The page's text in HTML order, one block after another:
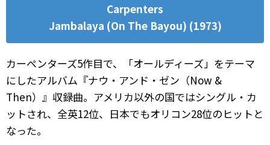
Carpenters
Jambalaya (On The Bayou) (1973)
カーペンターズ5作目で、「オールディーズ」をテーマ
にしたアルバム『ナウ・アンド・ゼン（Now &
Then）』収録曲。アメリカ以外の国ではシングル・カ
ットされ、全英12位、日本でもオリコン28位のヒットと
なった。